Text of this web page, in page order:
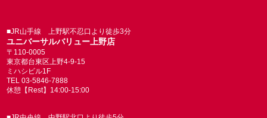
■JR山手線 上野駅不忍口より徒歩3分
ユニバーサルバリュー上野店
〒110-0005
東京都台東区上野4-9-15
ミハシビル1F
TEL 03-5846-7888
休憩【Rest】14:00-15:00